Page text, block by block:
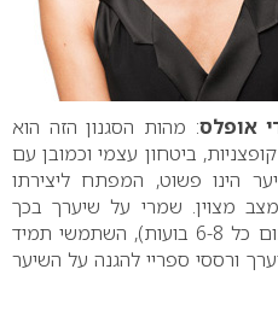
אופלס: מהות הסגנון הזה הוא
ביטחון עצמי וכמובן עם
הינו פשוט, המפתח ליצירתו
מצוין. שמרי על שיערך בכך
6-8
בועות), השתמשי תמיד
ורססי ספריי להגנה על השיער